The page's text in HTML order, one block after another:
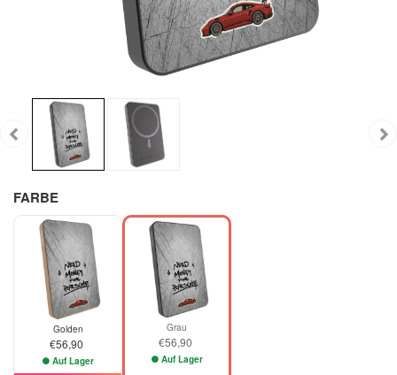
FARBE
Golden
€56,90
Auf Lager
Grau
€56,90
Auf Lager